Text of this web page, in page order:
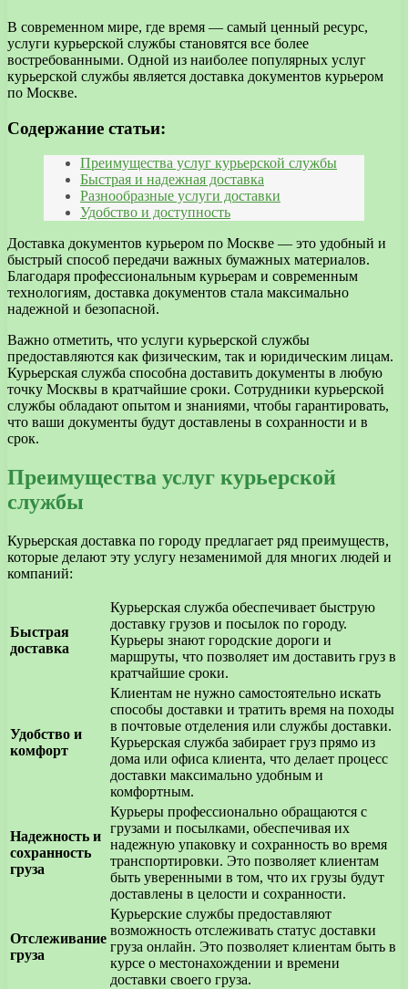
В современном мире, где время — самый ценный ресурс,
услуги курьерской службы становятся все более
востребованными. Одной из наиболее популярных услуг
курьерской службы является доставка документов курьером
по Москве.
Содержание статьи:
Преимущества услуг курьерской службы
Быстрая и надежная доставка
Разнообразные услуги доставки
Удобство и доступность
Доставка документов курьером по Москве — это удобный и
быстрый способ передачи важных бумажных материалов.
Благодаря профессиональным курьерам и современным
технологиям, доставка документов стала максимально
надежной и безопасной.
Важно отметить, что услуги курьерской службы
предоставляются как физическим, так и юридическим лицам.
Курьерская служба способна доставить документы в любую
точку Москвы в кратчайшие сроки. Сотрудники курьерской
службы обладают опытом и знаниями, чтобы гарантировать,
что ваши документы будут доставлены в сохранности и в
срок.
Преимущества услуг курьерской
службы
Курьерская доставка по городу предлагает ряд преимуществ,
которые делают эту услугу незаменимой для многих людей и
компаний:
Быстрая
доставка
Курьерская служба обеспечивает быструю
доставку грузов и посылок по городу.
Курьеры знают городские дороги и
маршруты, что позволяет им доставить груз в
кратчайшие сроки.
Удобство и
комфорт
Клиентам не нужно самостоятельно искать
способы доставки и тратить время на походы
в почтовые отделения или службы доставки.
Курьерская служба забирает груз прямо из
дома или офиса клиента, что делает процесс
доставки максимально удобным и
комфортным.
Надежность и
сохранность
груза
Курьеры профессионально обращаются с
грузами и посылками, обеспечивая их
надежную упаковку и сохранность во время
транспортировки. Это позволяет клиентам
быть уверенными в том, что их грузы будут
доставлены в целости и сохранности.
Отслеживание
груза
Курьерские службы предоставляют
возможность отслеживать статус доставки
груза онлайн. Это позволяет клиентам быть в
курсе о местонахождении и времени
доставки своего груза.